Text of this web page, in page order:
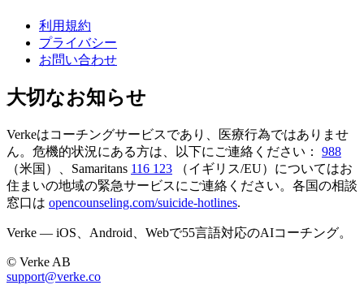
利用規約
プライバシー
お問い合わせ
大切なお知らせ
Verkeはコーチングサービスであり、医療行為ではありませ
ん。危機的状況にある方は、以下にご連絡ください：
988
（米国）、Samaritans 116 123
（イギリス/EU）についてはお
住まいの地域の緊急サービスにご連絡ください。各国の相談
窓口は opencounseling.com/suicide-hotlines.
Verke — iOS、Android、Webで55言語対応のAIコーチング。
© Verke AB
support@verke.co